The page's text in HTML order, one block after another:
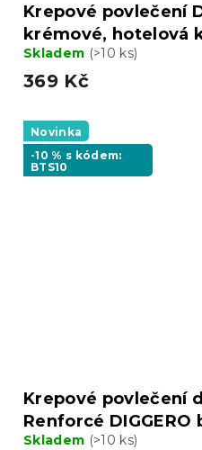
Krepové povlečení
krémové, hotelová
Skladem (>10 ks)
369 Kč
Novinka
-10 % s kódem:
BTS10
Krepové povlečení
Renforcé DIGGERO
Skladem (>10 ks)